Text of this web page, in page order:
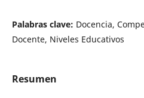
Palabras clave: Docencia,
Docente, Niveles Educativos
Resumen